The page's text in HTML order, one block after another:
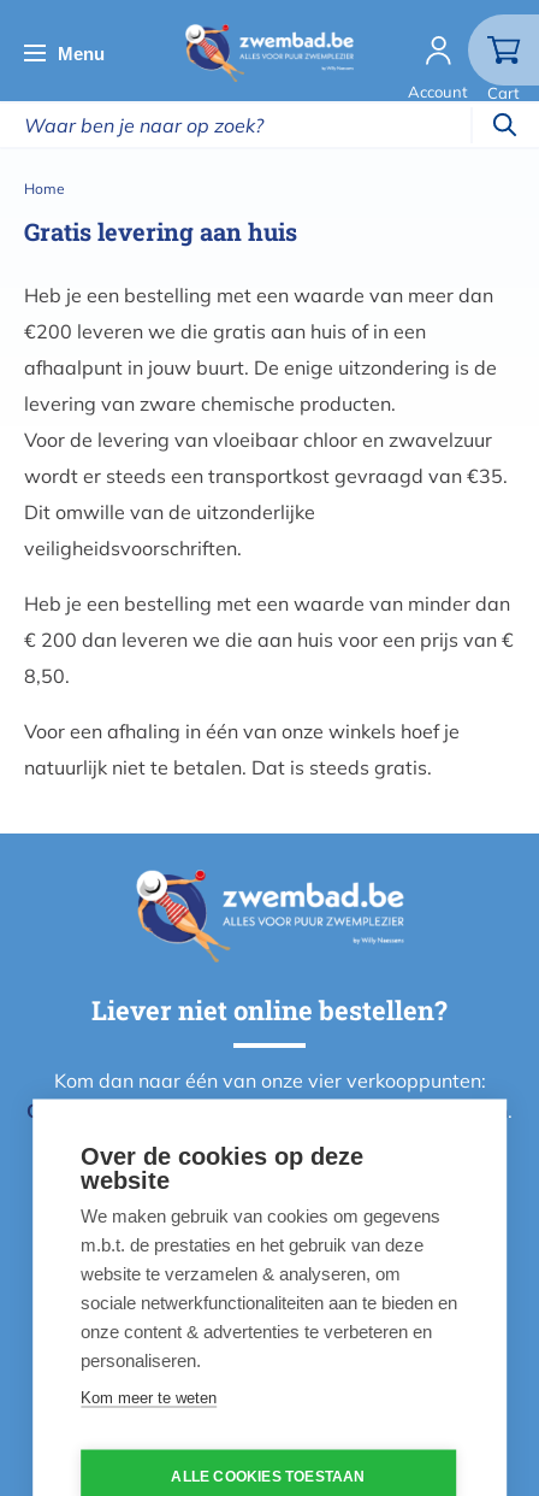
en
de
inhoud
Menu
Account Cart
Kruimelpad
Home
Gratis levering aan huis
Heb je een bestelling met een waarde van meer dan
€200 leveren we die gratis aan huis of in een
afhaalpunt in jouw buurt. De enige uitzondering is de
levering van zware chemische producten.
Voor de levering van vloeibaar chloor en zwavelzuur
wordt er steeds een transportkost gevraagd van €35.
Dit omwille van de uitzonderlijke
veiligheidsvoorschriften.
Heb je een bestelling met een waarde van minder dan
€ 200 dan leveren we die aan huis voor een prijs van €
8,50.
Voor een afhaling in één van onze winkels hoef je
natuurlijk niet te betalen. Dat is steeds gratis.
Liever niet online bestellen?
Kom dan naar één van onze vier verkooppunten:
Overijse
Sint-Martens-Latem.
Instructievideo's
Inspiratie
60 jaar ervaring
Veelgestelde vragen
Contact
Over de cookies op deze
website
We maken gebruik van cookies om gegevens
m.b.t. de prestaties en het gebruik van deze
website te verzamelen & analyseren, om
sociale netwerkfunctionaliteiten aan te bieden en
onze content & advertenties te verbeteren en
personaliseren.
Kom meer te weten
ALLE COOKIES TOESTAAN